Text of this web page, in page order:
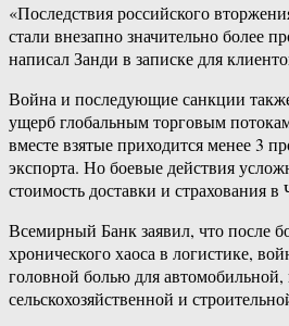
«Последствия российского
стали внезапно значительно более
написал Занди в записке для
Война и последующие санкции
ущерб глобальным торговым
вместе взятые приходится менее 3
экспорта. Но боевые действия
стоимость доставки и страхования
Всемирный Банк заявил, что после
хронического хаоса в логистике,
головной болью для
сельскохозяйственной и